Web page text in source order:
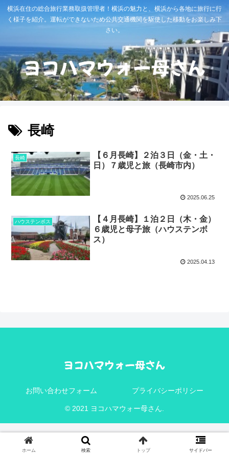
横浜在住の総合旅行業務取扱管理者！横浜の魅力と、横浜から各地に旅行に行
く様子を紹介。運転ができないため公共交通機関を駆使した移動をお楽しみ下
さい。
長崎
長崎
【６月長崎】２泊３日（金・土・
日）７歳児と旅（長崎市内）
2025.06.25
ハウステンボス
【４月長崎】１泊２日（木・金）
６歳児と母子旅（ハウステンボ
ス）
2025.04.13
お問い合わせフォーム プライバシーポリシー
© 2021 ヨコハマウォー母さん.
ホーム 検索 トップ サイドバー